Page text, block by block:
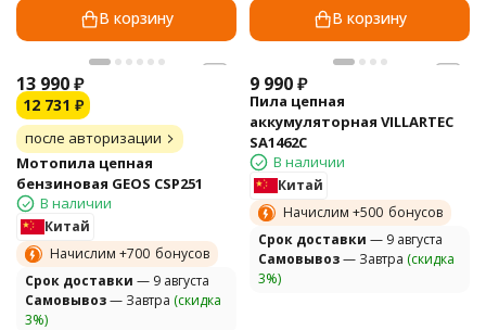
В корзину В корзину
13 990₽
12 731 ₽
после авторизации
Мотопила цепная
бензиновая GEOS CSP251
В наличии
Китай
Начислим +700 бонусов
Cрок доставки — 9 августа
Самовывоз— Завтра (скидка
3%)
9 990₽
Пила цепная
аккумуляторная VILLARTEC
SA1462C
В наличии
Китай
Начислим +500 бонусов
Cрок доставки — 9 августа
Самовывоз— Завтра (скидка
3%)